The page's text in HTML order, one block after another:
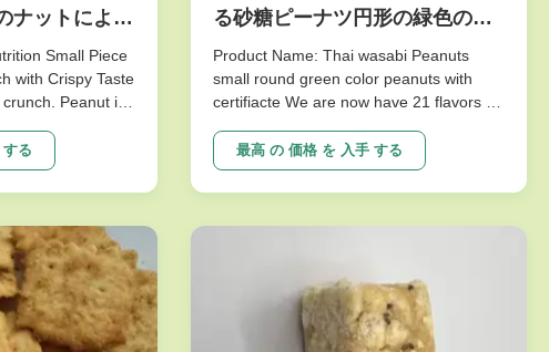
ナットによっ
チのシャキ
らせます
Small Piece
with Crispy Taste
Peanut is
and tasty.And it
is one of our
る
る砂糖ピーナツ円形の緑色の健
康Certifiacted
Product Name: Thai wasabi Peanuts
small round green color peanuts with
certifiacte We are now have 21 flavors of
requests. Our main products are nut
snacks , peanuts, peas, beans, dry fruits,
frozen vegetables , and other agricultural
最高 の 価格 を 入手 する